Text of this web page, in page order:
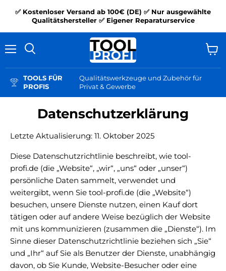
✅ Kostenloser Versand ab 100€ (DE) ✅ Nur ausgewählte
Qualitätshersteller ✅ Eigener Reparaturservice
TOOLS FÜR
PROFIS
Qualitätswerkzeuge und Zubehör für
Privat & Gewerbe
Datenschutzerklärung
Letzte Aktualisierung: 11. Oktober 2025
Diese Datenschutzrichtlinie beschreibt, wie tool-
profi.de (die „Website“, „wir“, „uns“ oder „unser“)
persönliche Daten sammelt, verwendet und
weitergibt, wenn Sie tool-profi.de (die „Website“)
besuchen, unsere Dienste nutzen, einen Kauf dort
tätigen oder auf andere Weise bezüglich der Website
mit uns kommunizieren (zusammen die „Dienste“). Im
Sinne dieser Datenschutzrichtlinie beziehen sich „Sie“
und „Ihr“ auf Sie als Benutzer der Dienste, unabhängig
davon, ob Sie Kunde, Website-Besucher oder eine